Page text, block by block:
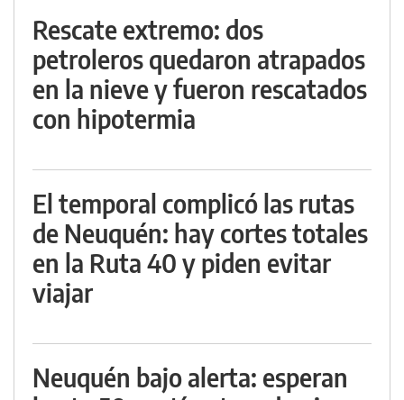
Rescate extremo: dos
petroleros quedaron atrapados
en la nieve y fueron rescatados
con hipotermia
El temporal complicó las rutas
de Neuquén: hay cortes totales
en la Ruta 40 y piden evitar
viajar
Neuquén bajo alerta: esperan